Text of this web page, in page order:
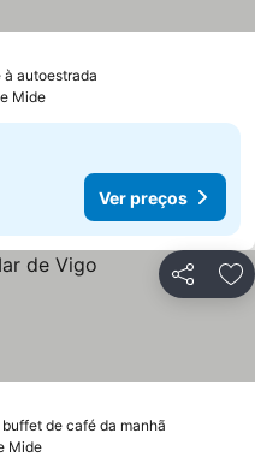
autoestrada
Mide
Ver preços
Partilhar
de café da manhã
Mide